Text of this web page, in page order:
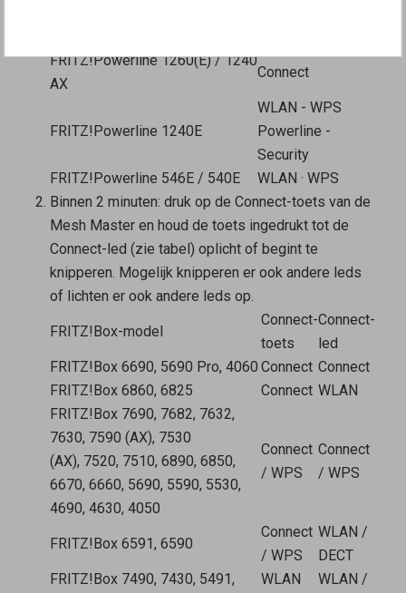
FRITZ!Powerline 1260(E) / 1240
AX
Connect
FRITZ!Powerline 1240E
WLAN - WPS
Powerline -
Security
FRITZ!Powerline 546E / 540E
WLAN · WPS
Binnen 2 minuten: druk op de Connect-toets van de
Mesh Masteren houd de toets ingedrukt tot de
Connect-led (zie tabel) oplicht of begint te
knipperen. Mogelijk knipperen er ook andere leds
of lichten er ook andere leds op.
FRITZ!Box-model
Connect-
toets
Connect-
led
FRITZ!Box 6690, 5690 Pro, 4060 Connect Connect
FRITZ!Box 6860, 6825
Connect WLAN
FRITZ!Box 7690, 7682, 7632,
7630, 7590 (AX), 7530
(AX), 7520, 7510, 6890, 6850,
6670, 6660, 5690, 5590, 5530,
4690, 4630, 4050
Connect
/ WPS
Connect
/ WPS
FRITZ!Box 6591, 6590
Connect
/ WPS
WLAN /
DECT
FRITZ!Box 7490, 7430, 5491,
WLAN
WLAN /